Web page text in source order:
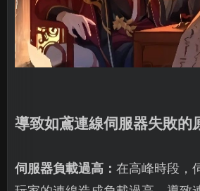
導致如鳶連線伺服器失敗的
伺服器負載過高： 在高峰時段，